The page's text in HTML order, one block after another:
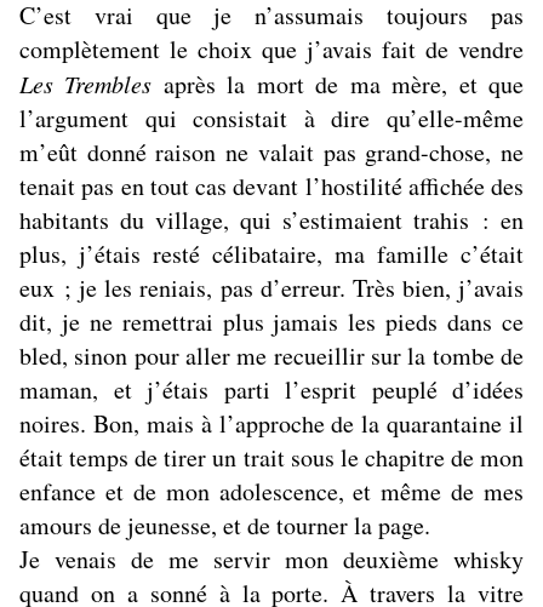
C’est vrai que je n’assumais toujours pas
complètement le choix que j’avais fait de vendre
Les Trembles après la mort de ma mère, et que
l’argument qui consistait à dire qu’elle-même
m’eût donné raison ne valait pas grand-chose, ne
tenait pas en tout cas devant l’hostilité affichée des
habitants du village, qui s’estimaient trahis : en
plus, j’étais resté célibataire, ma famille c’était
eux ; je les reniais, pas d’erreur. Très bien, j’avais
dit, je ne remettrai plus jamais les pieds dans ce
bled, sinon pour aller me recueillir sur la tombe de
maman, et j’étais parti l’esprit peuplé d’idées
noires. Bon, mais à l’approche de la quarantaine il
était temps de tirer un trait sous le chapitre de mon
enfance et de mon adolescence, et même de mes
amours de jeunesse, et de tourner la page.
Je venais de me servir mon deuxième whisky
quand on a sonné à la porte. À travers la vitre